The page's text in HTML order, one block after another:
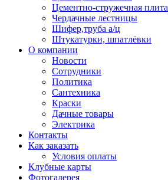
Цементно-стружечная плита
Чердачные лестницы
Шифер,труба а/ц
Штукатурки, шпатлёвки
О компании
Новости
Сотрудники
Политика
Сантехника
Краски
Дачные товары
Электрика
Контакты
Как заказать
Условия оплаты
Клубные карты
Фотогалерея